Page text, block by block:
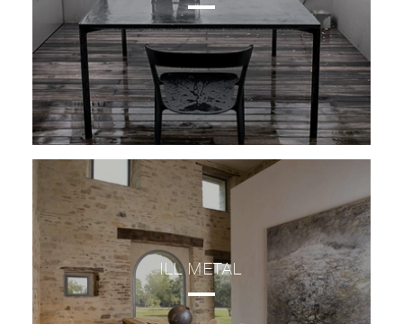
ILL METAL